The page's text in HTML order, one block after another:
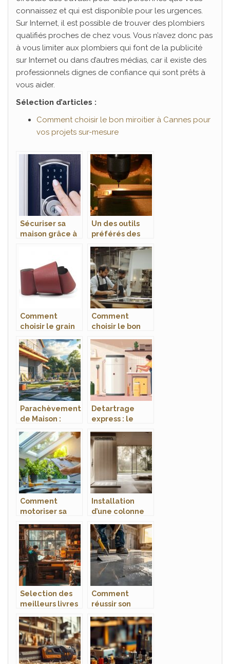
connaissez et qui est disponible pour les urgences.
Sur Internet, il est possible de trouver des plombiers
qualifiés proches de chez vous. Vous n’avez donc pas
à vous limiter aux plombiers qui font de la publicité
sur Internet ou dans d’autres médias, car il existe des
professionnels dignes de confiance qui sont prêts à
vous aider.
Sélection d’articles :
Comment choisir le bon miroitier à Cannes pour
vos projets sur-mesure
Sécuriser sa
maison grâce à
Un des outils
préférés des
menuiserie et
du bricolage
Comment
choisir le grain
abrasif
Comment
choisir le bon
Cannes pour vos
projets sur-
mesure
Parachèvement
de Maison :
pour Installer
vos Sanitaires
comme un Pro
Detartrage
express : le
pour entretenir
votre chauffe-
eau sans
demontage en
30 minutes
Comment
motoriser sa
avec un kit fait
maison : tutoriel
complet
Installation
d’une colonne
hauteurs
reglementaires
selon votre
departement
Selection des
meilleurs livres
dedies aux
creations en
palettes de bois
Comment
réussir son
guide complet
pour un sol
performant en
isolation